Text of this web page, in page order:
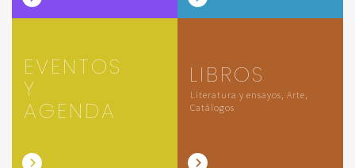
EVENTOS
Y
AGENDA
LIBROS
Literatura y ensayos, Arte,
Catálogos